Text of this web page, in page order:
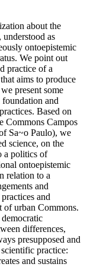
about the
as
ontoepistemic
We point out
practice of a
aims to produce
present some
and
Based on
Commons Campos
Sa~o Paulo), we
science, on the
a politics of
ontoepistemic
relation to a
and
and
of urban Commons.
differences,
presupposed and
practice:
and sustains